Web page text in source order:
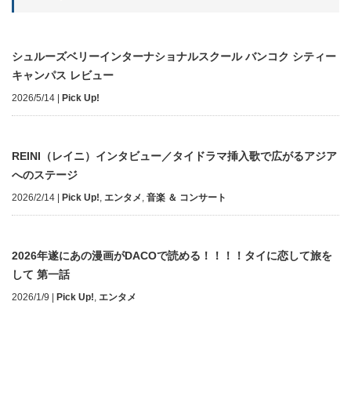
シュルーズベリーインターナショナルスクール バンコク シティー
キャンパス レビュー
2026/5/14 Pick Up!
REINI（レイニ）インタビュー／タイドラマ挿入歌で広がるアジア
へのステージ
2026/2/14 Pick Up!, エンタメ, 音楽 ＆ コンサート
2026年遂にあの漫画がDACOで読める！！！！タイに恋して旅を
して 第一話
2026/1/9 Pick Up!, エンタメ